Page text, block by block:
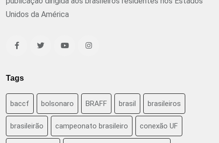
Unidos da América
Tags
baccf bolsonaro BRAFF brasil brasileiros
brasileirão campeonato brasileiro conexão UF